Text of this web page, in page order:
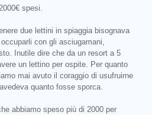
spesi.
due lettini in spiaggia bisognava
con gli asciugamani,
Inutile dire che da un resort a 5
un lettino per ospite. Per quanto
mai avuto il coraggio di usufruirne
quanto fosse sporca.
abbiamo speso più di 2000 per